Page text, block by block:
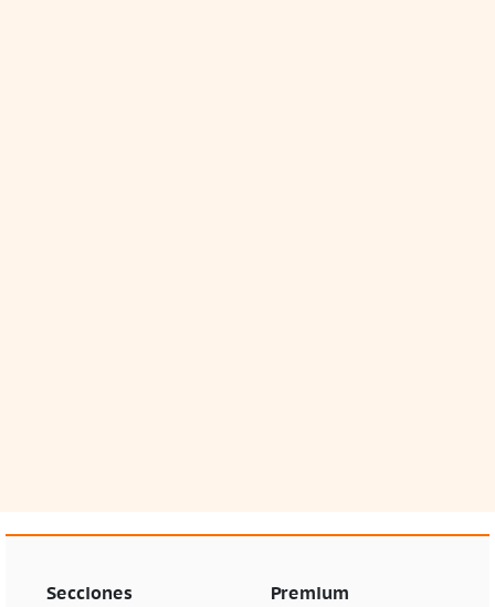
Secciones Premium